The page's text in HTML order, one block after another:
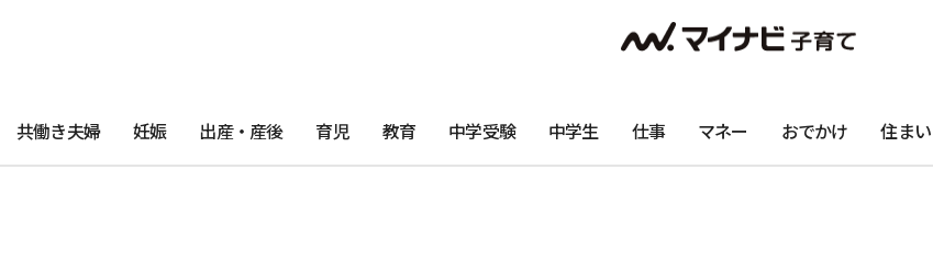
共働き夫婦 妊娠 出産・産後 育児 教育 中学受験 中学生 仕事 マネー おでかけ 住まい